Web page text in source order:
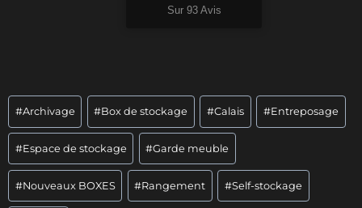
Sur 93 Avis
Étiquettes
de
la
publication :
#Archivage #Box de stockage #Calais #Entreposage
#Espace de stockage #Garde meuble
#Nouveaux BOXES #Rangement #Self-stockage